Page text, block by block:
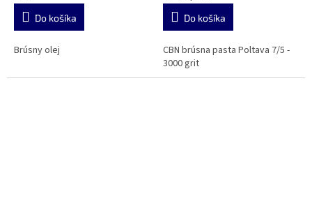
Do košíka
Brúsny olej
Do košíka
CBN brúsna pasta Poltava 7/5 -
3000 grit